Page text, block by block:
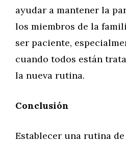
ayudar a mantener la
los miembros de la
ser paciente,
cuando todos están
la nueva rutina.
Conclusión
Establecer una rutina